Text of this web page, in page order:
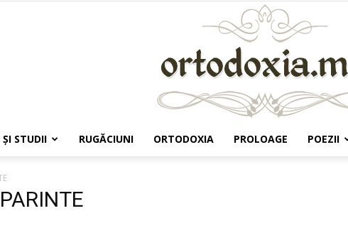
STUDII RUGĂCIUNI ORTODOXIA PROLOAGE POEZII